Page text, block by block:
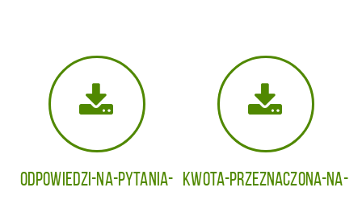
Odpowiedzi-na-pytania- Kwota-przeznaczona-na-